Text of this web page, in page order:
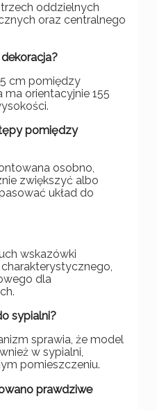
trzech oddzielnych
oraz centralnego
cm pomiędzy
orientacyjnie 155
pomiędzy
osobno,
zwiększyć albo
układ do
wskazówki
dla
sypialni?
sprawia, że model
w sypialni,
pomieszczeniu.
prawdziwe